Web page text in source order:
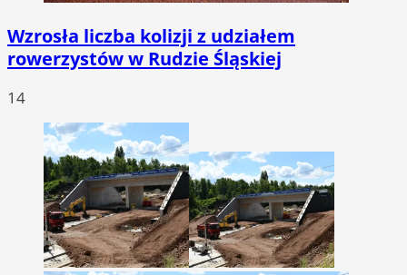
Wzrosła liczba kolizji z udziałem
rowerzystów w Rudzie Śląskiej
14